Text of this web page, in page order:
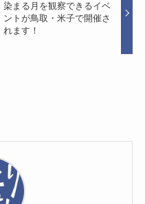
染まる月を観察できるイベ
ントが鳥取・米子で開催さ
れます！